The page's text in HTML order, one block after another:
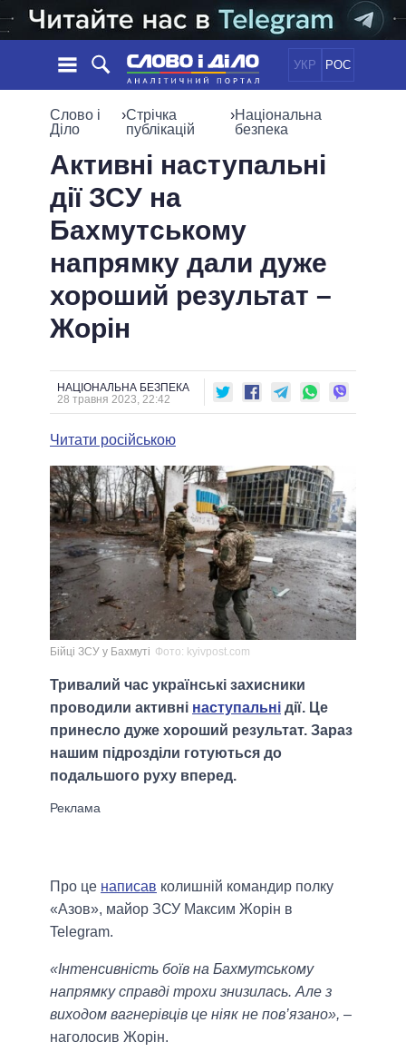
УКР РОС
НОВИНИ
СТАТТІ
ДУМКИ
ОГЛЯДИ
ДАЙДЖЕСТИ
ЕКОНОМІКА
СВІТ
ПОЛIТИКИ
УСІ ПОЛІТИКИ
ПРЕЗИДЕНТ І ОФІС
ВЕРХОВНА РАДА
КАБІНЕТ МІНІСТРІВ
ГОЛОВИ ОБЛАДМІНІСТРАЦІЙ
МЕРИ МІСТ
ВСІ ПЕРСОНИ
ІНФОГРАФІКА
ВІДЕО
ПІДТРИМАТИ
Слово і
Діло
›Стрічка
публікацій
›Національна
безпека
Активні наступальні
дії ЗСУ на
Бахмутському
напрямку дали дуже
хороший результат –
Жорін
НАЦІОНАЛЬНА БЕЗПЕКА
28 травня 2023, 22:42
Читати російською
Бійці ЗСУ у Бахмуті Фото: kyivpost.com
Тривалий час українські захисники
проводили активні наступальні дії. Це
принесло дуже хороший результат. Зараз
нашим підрозділи готуються до
подальшого руху вперед.
Про це написав колишній командир полку
«Азов», майор ЗСУ Максим Жорін в
Telegram.
«Інтенсивність боїв на Бахмутському
напрямку справді трохи знизилась. Але з
виходом вагнерівців це ніяк не пов’язано», –
наголосив Жорін.